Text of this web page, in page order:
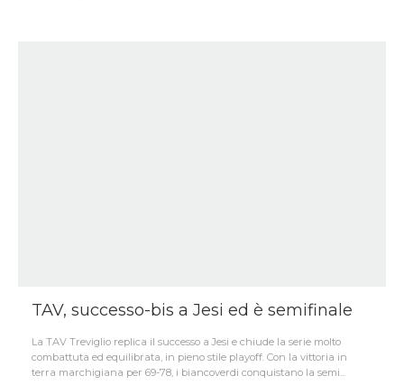
TAV, successo-bis a Jesi ed è semifinale
La TAV Treviglio replica il successo a Jesi e chiude la serie molto
combattuta ed equilibrata, in pieno stile playoff. Con la vittoria in
terra marchigiana per 69-78, i biancoverdi conquistano la semi...